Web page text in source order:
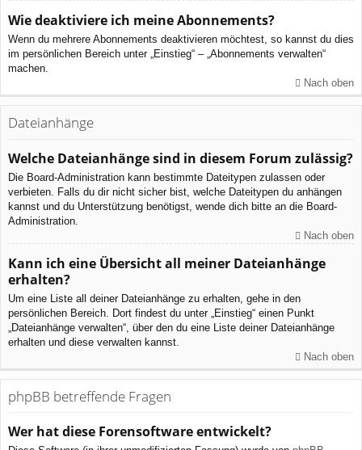
Wie deaktiviere ich meine Abonnements?
Wenn du mehrere Abonnements deaktivieren möchtest, so kannst du dies
im persönlichen Bereich unter „Einstieg“ – „Abonnements verwalten“
machen.
Nach oben
Dateianhänge
Welche Dateianhänge sind in diesem Forum zulässig?
Die Board-Administration kann bestimmte Dateitypen zulassen oder
verbieten. Falls du dir nicht sicher bist, welche Dateitypen du anhängen
kannst und du Unterstützung benötigst, wende dich bitte an die Board-
Administration.
Nach oben
Kann ich eine Übersicht all meiner Dateianhänge
erhalten?
Um eine Liste all deiner Dateianhänge zu erhalten, gehe in den
persönlichen Bereich. Dort findest du unter „Einstieg“ einen Punkt
„Dateianhänge verwalten“, über den du eine Liste deiner Dateianhänge
erhalten und diese verwalten kannst.
Nach oben
phpBB betreffende Fragen
Wer hat diese Forensoftware entwickelt?